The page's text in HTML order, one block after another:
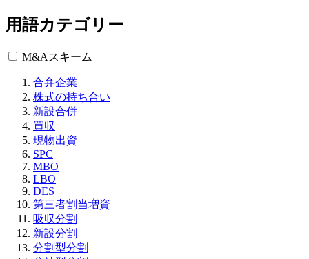
用語カテゴリー
M&Aスキーム
合弁企業
株式の持ち合い
新設合併
買収
現物出資
SPC
MBO
LBO
DES
第三者割当増資
吸収分割
新設分割
分割型分割